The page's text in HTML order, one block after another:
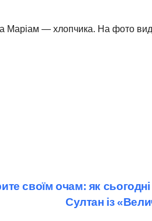
а Маріам — хлопчика. На фото
своїм очам: як
Султан із